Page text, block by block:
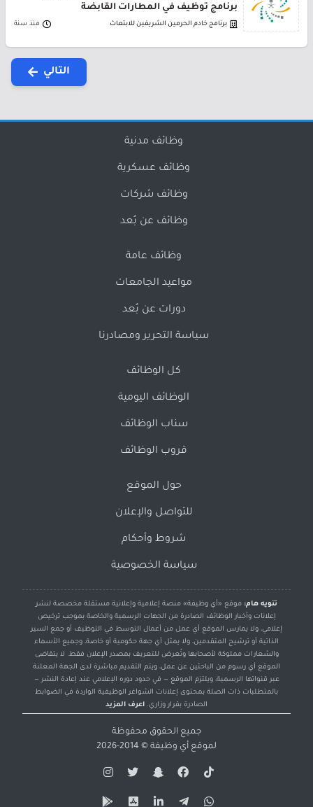
برنامج توظيف في المطارات القابضة
برنامج خادم الحرمين الشريفين للابتعاث منذ سنة
التالي
وظائف مدنية
وظائف عسكرية
وظائف شركات
وظائف عن بُعد
وظائف عامة
مواعيد الجامعات
دورات عن بُعد
سياسة التحرير ومصادرنا
كل الوظائف
الوظائف اليومية
سناب الوظائف
قروب الوظائف
حول الموقع
للتواصل والإعلان
شروط وأحكام
سياسة الخصوصية
تنويه هام: موقع «أي وظيفة» منصة إعلامية وإعلانية مستقلة مخصصة لنشر
إعلانات وأخبار الوظائف الصادرة من الجهات الرسمية والخاصة بموجب ترخيص
إعلامي، ولا يمارس الموقع أي عمل من أعمال التوسط في التوظيف أو جمع السير
الذاتية أو ترشيح المتقدمين، ولا يمثل أي جهة حكومية أو خاصة، وجميع الأسماء
والشعارات مملوكة لأصحابها وتُعرض للتعريف بمصدر الإعلان فقط. لا يتقاضى
الموقع أي رسوم من الباحثين عن عمل، ويتم التقديم مباشرة لدى الجهة المعلنة
عبر قنواتها الرسمية، ويلتزم الموقع — في حدود دوره الإعلامي عند إعادة النشر —
بالمتطلبات ذات الصلة بمحتوى إعلانات الشواغر الوظيفية الواردة في الضوابط
الصادرة بقرار وزاري. اعرف المزيد
جميع الحقوق محفوظة
لموقع أي وظيفة © 2014-2026